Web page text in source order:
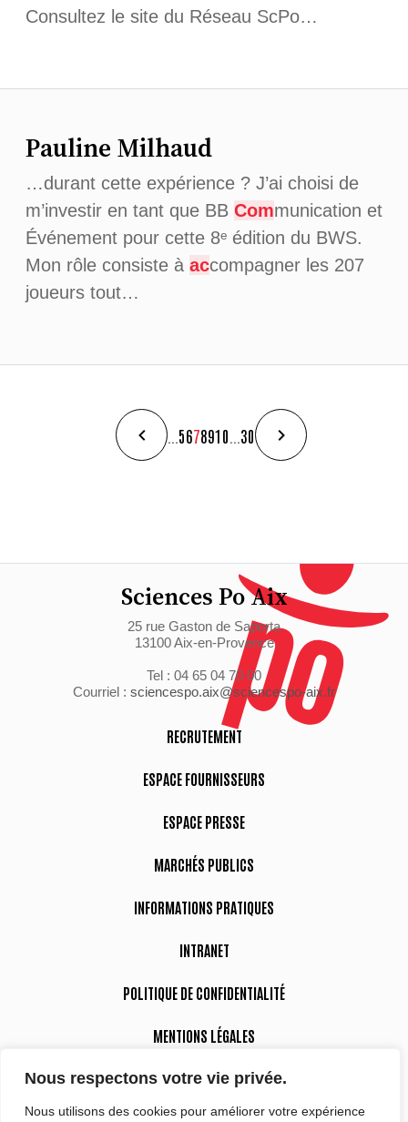
Nous respectons votre vie privée.
Nous utilisons des cookies pour améliorer votre expérience
Consultez le site du Réseau ScPo…
Pauline Milhaud
…durant cette expérience ? J’ai choisi de
m’investir en tant que BB Communication et
Événement pour cette 8ᵉ édition du BWS.
Mon rôle consiste à accompagner les 207
joueurs tout…
5678910 30
Sciences Po Aix
25 rue Gaston de Saporta
13100 Aix-en-Provence
Tel : 04 65 04 70 00
Courriel : sciencespo.aix@sciencespo-aix.fr
RECRUTEMENT
ESPACE FOURNISSEURS
ESPACE PRESSE
MARCHÉS PUBLICS
INFORMATIONS PRATIQUES
INTRANET
POLITIQUE DE CONFIDENTIALITÉ
MENTIONS LÉGALES
DÉCLARATION D’ACCESSIBILITÉ